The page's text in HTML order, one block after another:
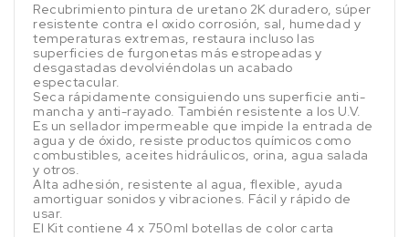
Recubrimiento pintura de uretano 2K duradero, súper
resistente contra el oxido corrosión, sal, humedad y
temperaturas extremas, restaura incluso las
superficies de furgonetas más estropeadas y
desgastadas devolviéndolas un acabado
espectacular.
Seca rápidamente consiguiendo uns superficie anti-
mancha y anti-rayado. También resistente a los U.V.
Es un sellador impermeable que impide la entrada de
agua y de óxido, resiste productos químicos como
combustibles, aceites hidráulicos, orina, agua salada
y otros.
Alta adhesión, resistente al agua, flexible, ayuda
amortiguar sonidos y vibraciones. Fácil y rápido de
usar.
El Kit contiene 4 x 750ml botellas de color carta